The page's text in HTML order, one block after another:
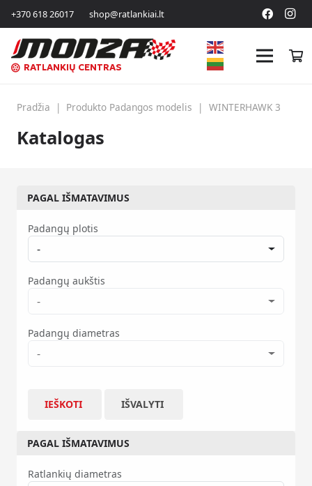
+370 618 26017 shop@ratlankiai.lt
RATLANKIŲ CENTRAS
Pradžia | Produkto Padangos modelis | WINTERHAWK 3
Katalogas
PAGAL IŠMATAVIMUS
Padangų plotis
-
Padangų aukštis
-
Padangų diametras
-
IEŠKOTI IŠVALYTI
PAGAL IŠMATAVIMUS
Ratlankių diametras